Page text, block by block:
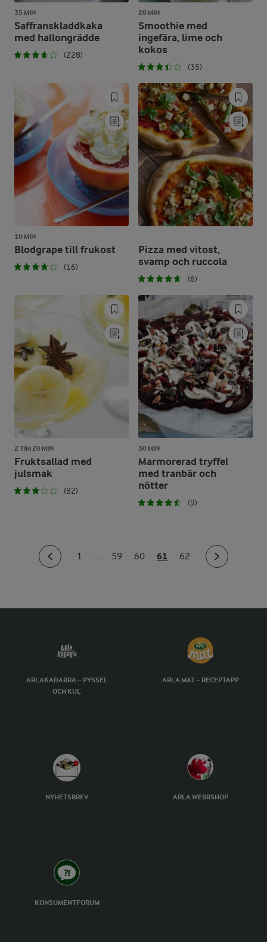
35 MIN
Saffranskladdkaka
med hallongrädde
(228)
20 MIN
Smoothie med
ingefära, lime och
kokos
(35)
10 MIN
Blodgrape till frukost
(16)
Pizza med vitost,
svamp och ruccola
(6)
2 TIM 20 MIN
Fruktsallad med
julsmak
(82)
30 MIN
Marmorerad tryffel
med tranbär och
nötter
(9)
1 ... 59 60 61 62
ARLAKADABRA – PYSSEL
OCH KUL
ARLA MAT – RECEPTAPP
NYHETSBREV ARLA WEBBSHOP
KONSUMENTFORUM